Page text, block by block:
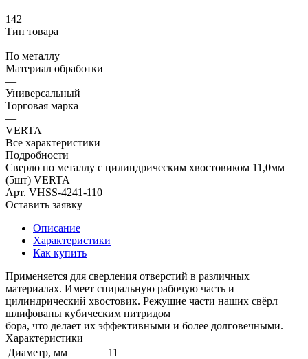
—
142
Тип товара
—
По металлу
Материал обработки
—
Универсальный
Торговая марка
—
VERTA
Все характеристики
Подробности
Сверло по металлу с цилиндрическим хвостовиком 11,0мм
(5шт) VERTA
Арт. VHSS-4241-110
Оставить заявку
Описание
Характеристики
Как купить
Применяется для сверления отверстий в различных
материалах. Имеет спиральную рабочую часть и
цилиндрический хвостовик. Режущие части наших свёрл
шлифованы кубическим нитридом
бора, что делает их эффективными и более долговечными.
Характеристики
Диаметр, мм
11